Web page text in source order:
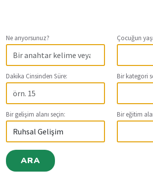
Ne arıyorsunuz? Çocuğun
Dakika Cinsinden Süre: Bir kategori
Bir gelişim alanı seçin: Bir eğitim
ARA